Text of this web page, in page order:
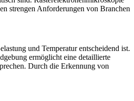
strengen Anforderungen von Branchen
und Temperatur entscheidend ist.
ermöglicht eine detaillierte
Durch die Erkennung von